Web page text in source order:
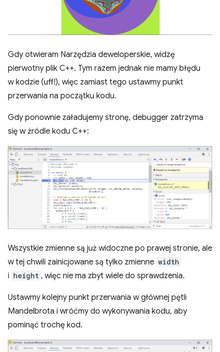
Gdy otwieram Narzędzia deweloperskie, widzę
pierwotny plik C++. Tym razem jednak nie mamy błędu
w kodzie (uff!), więc zamiast tego ustawmy punkt
przerwania na początku kodu.
Gdy ponownie załadujemy stronę, debugger zatrzyma
się w źródle kodu C++:
Wszystkie zmienne są już widoczne po prawej stronie, ale
w tej chwili zainicjowane są tylko zmienne width
i height , więc nie ma zbyt wiele do sprawdzenia.
Ustawmy kolejny punkt przerwania w głównej pętli
Mandelbrota i wróćmy do wykonywania kodu, aby
pominąć trochę kod.